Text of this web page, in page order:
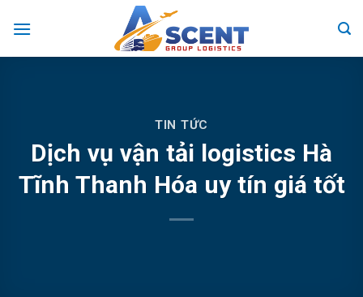
TIN TỨC
Dịch vụ vận tải logistics Hà
Tĩnh Thanh Hóa uy tín giá tốt